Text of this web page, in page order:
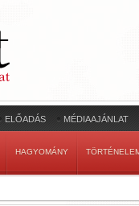
ELŐADÁS MÉDIAAJÁNLAT
HAGYOMÁNY